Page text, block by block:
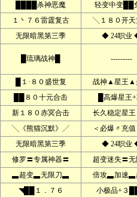
████杀神恶魔
轻变中变██
１丶７６雷霆复古
╲１８０开天
无限暗黑第三季
◆ 24职业
█琉璃战神█ ---------
█１·８０盛世复 战神▲星王▲
██８０十元合击
█高爆星王
新１８０赤冥合击
长久稳定星王
╲《熊猫沉默》╱
＜必爆〃充值
无限暗黑第三季
◆ 24职业
修罗〓专属神器〓
超变迷失〓无
▃超变▃无限刀▃
倍攻▃加速▃
◥██１．７６
小极品+３